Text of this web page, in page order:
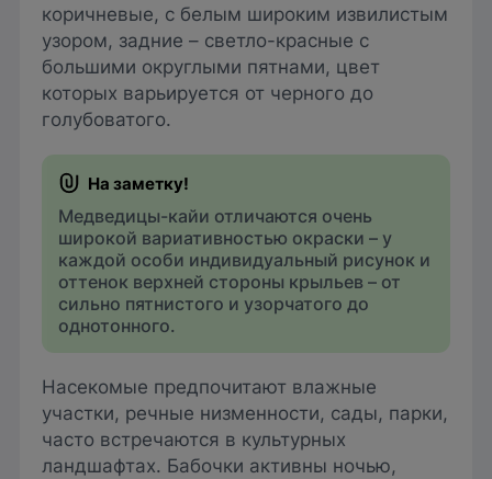
коричневые, с белым широким извилистым
узором, задние – светло-красные с
большими округлыми пятнами, цвет
которых варьируется от черного до
голубоватого.
Медведицы-кайи отличаются очень
широкой вариативностью окраски – у
каждой особи индивидуальный рисунок и
оттенок верхней стороны крыльев – от
сильно пятнистого и узорчатого до
однотонного.
Насекомые предпочитают влажные
участки, речные низменности, сады, парки,
часто встречаются в культурных
ландшафтах. Бабочки активны ночью,